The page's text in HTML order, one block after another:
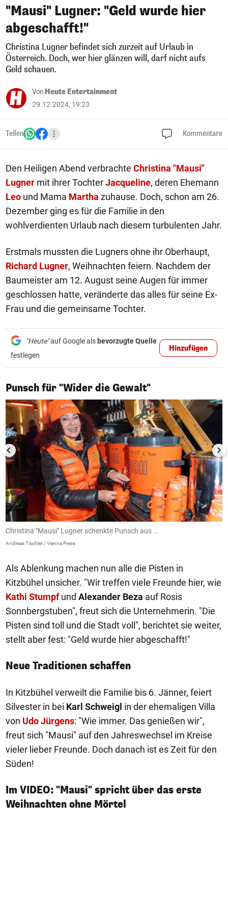
"Mausi" Lugner: "Geld wurde hier
abgeschafft!"
Christina Lugner befindet sich zurzeit auf Urlaub in
Österreich. Doch, wer hier glänzen will, darf nicht aufs
Geld schauen.
Von Heute Entertainment
29.12.2024, 19:23
Teilen Kommentare
Den Heiligen Abend verbrachte Christina "Mausi"
Lugner mit ihrer TochterJacqueline, deren Ehemann
Leo und Mama Martha zuhause. Doch, schon am 26.
Dezember ging es für die Familie in den
wohlverdienten Urlaub nach diesem turbulenten Jahr.
Erstmals mussten die Lugners ohne ihr Oberhaupt,
Richard Lugner, Weihnachten feiern. Nachdem der
Baumeister am 12. August seine Augen für immer
geschlossen hatte, veränderte das alles für seine Ex-
Frau und die gemeinsame Tochter.
"Heute"auf Google als bevorzugte Quelle
festlegen
Hinzufügen
Punsch für "Wider die Gewalt"
1/5
Christina "Mausi" Lugner schenkte Punsch aus ...
Andreas Tischler / Vienna Press
Als Ablenkung machen nun alle die Pisten in
Kitzbühel unsicher. "Wir treffen viele Freunde hier, wie
Kathi Stumpfund Alexander Beza auf Rosis
Sonnbergstuben", freut sich die Unternehmerin. "Die
Pisten sind toll und die Stadt voll", berichtet sie weiter,
stellt aber fest: "Geld wurde hier abgeschafft!"
Neue Traditionen schaffen
In Kitzbühel verweilt die Familie bis 6. Jänner, feiert
Silvester in bei Karl Schweigl in der ehemaligen Villa
von Udo Jürgens: "Wie immer. Das genießen wir",
freut sich "Mausi" auf den Jahreswechsel im Kreise
vieler lieber Freunde. Doch danach ist es Zeit für den
Süden!
Im VIDEO: "Mausi" spricht über das erste
Weihnachten ohne Mörtel